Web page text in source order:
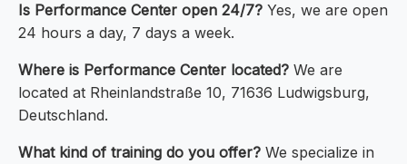
Is Performance Center open 24/7? Yes, we are open
24 hours a day, 7 days a week.
Where is Performance Center located? We are
located at Rheinlandstraße 10, 71636 Ludwigsburg,
Deutschland.
What kind of training do you offer? We specialize in